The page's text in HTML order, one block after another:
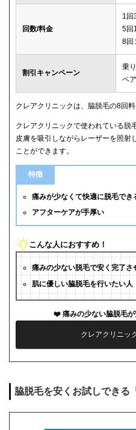
回数/料金
1回
5回
8回
割引キャンペーン
乗
ペ
クレアクリニックは、脇脱毛の8回料
クレアクリニックで使われている脱
皮膚を吸引しながらレーザーを照射
ことができます。
特徴
痛みが少なくて快適に脱毛でき
アフターケアが手厚い
こんな人におすすめ！
痛みの少ない脱毛で安く完了さ
肌に優しい脇脱毛を行いたい人
痛みの少ない脇脱毛
クレアクリニッ
脇脱毛を安くお試しできる